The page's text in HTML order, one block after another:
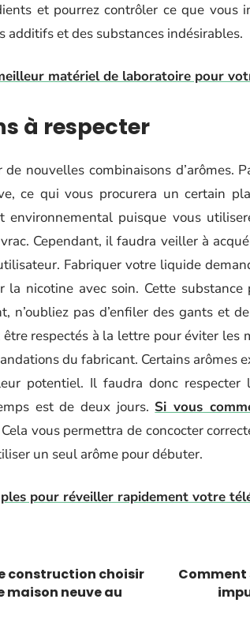
et pourrez contrôler ce que vous
additifs et des substances indésirables.
matériel de laboratoire pour
à respecter
nouvelles combinaisons d’arômes.
ce qui vous procurera un certain
environnemental puisque vous
Cependant, il faudra veiller à
Fabriquer votre liquide
nicotine avec soin. Cette
n’oubliez pas d’enfiler des gants et
respectés à la lettre pour éviter les
du fabricant. Certains arômes
potentiel. Il faudra donc respecter
est de deux jours. Si vous
vous permettra de concocter
un seul arôme pour débuter.
pour réveiller rapidement votre
construction choisir
maison neuve au
Comment